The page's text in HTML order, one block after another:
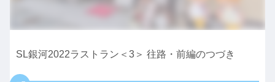
SL銀河2022ラストラン＜3＞ 往路・前編のつづき